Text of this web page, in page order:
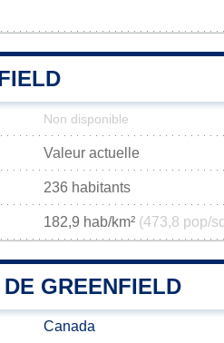
Non disponible
Valeur actuelle
236 habitants
182,9 hab/km² (473,8 pop/
GREENFIELD
Canada